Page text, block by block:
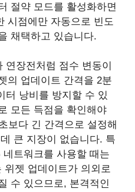
절약 모드를 활성화하면
시점에만 자동으로 빈도
채택하고 있습니다.
연장전처럼 점수 변동이
의 업데이트 간격을 2분
터 낭비를 방지할 수 있
모든 득점을 확인해야
보다 긴 간격으로 설정해
큰 지장이 없습니다. 특
트워크를 사용할 때는
위젯 업데이트가 의외로
수 있으므로, 본격적인